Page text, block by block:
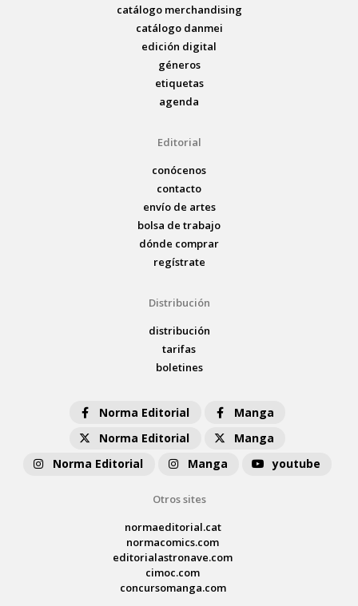
catálogo merchandising
catálogo danmei
edición digital
géneros
etiquetas
agenda
Editorial
conócenos
contacto
envío de artes
bolsa de trabajo
dónde comprar
regístrate
Distribución
distribución
tarifas
boletines
Norma Editorial
Manga
Norma Editorial
Manga
Norma Editorial
Manga youtube
Otros sites
normaeditorial.cat
normacomics.com
editorialastronave.com
cimoc.com
concursomanga.com